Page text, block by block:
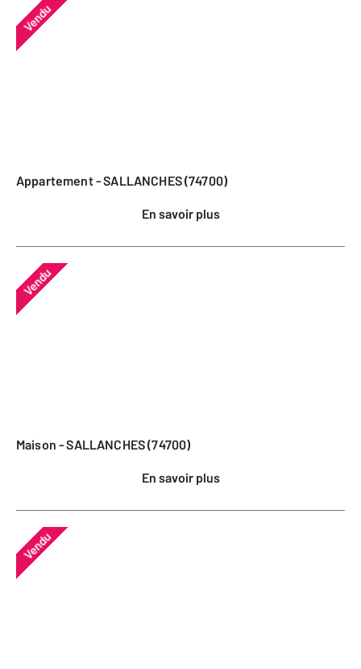
Vendu
Appartement - SALLANCHES (74700)
En savoir plus
Vendu
Maison - SALLANCHES (74700)
En savoir plus
Vendu